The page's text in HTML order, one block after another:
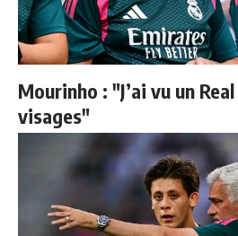
Mourinho : "J’ai vu un
visages"